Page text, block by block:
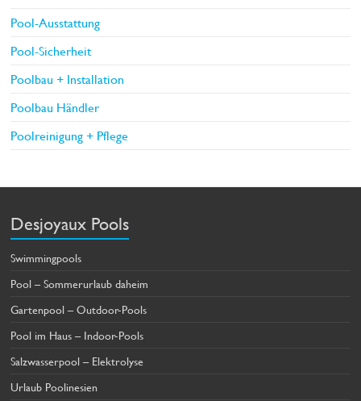
Pool-Ausstattung
Pool-Sicherheit
Poolbau + Installation
Poolbau Händler
Poolreinigung + Pflege
Desjoyaux Pools
Swimmingpools
Pool – Sommerurlaub daheim
Gartenpool – Outdoor-Pools
Pool im Haus – Indoor-Pools
Salzwasserpool – Elektrolyse
Urlaub Poolinesien